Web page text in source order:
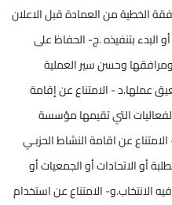
الخطية من العمادة قبل الاعلان
البدء بتنفيذه .ج- الحفاظ على
وحسن سير العملية
عملها.د - الامتناع عن إقامة
التي تقيمها مؤسسة
عن اقامة النشاط الحزبـي
أو الاتحادات أو الجمعيات أو
الانتخاب.و- الامتناع عن استخدام